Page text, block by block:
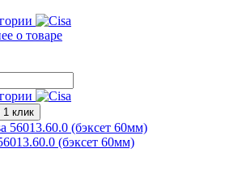
о товаре
1 клик
(бэксет 60мм)